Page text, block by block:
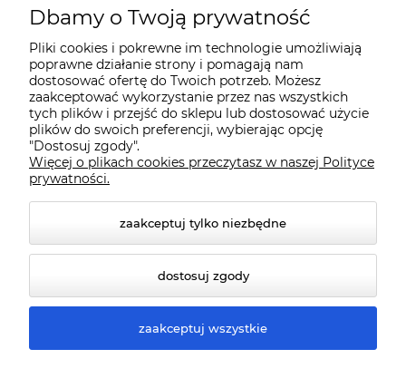
O nas
Dostawa i płatności
Pomoc
Gwarancja i Serwis
© 2026 www.qmart.pl. Wszelkie prawa zastrzeżone.
Dbamy o Twoją prywatność
Pliki cookies i pokrewne im technologie umożliwiają
poprawne działanie strony i pomagają nam
dostosować ofertę do Twoich potrzeb. Możesz
zaakceptować wykorzystanie przez nas wszystkich
tych plików i przejść do sklepu lub dostosować użycie
plików do swoich preferencji, wybierając opcję
"Dostosuj zgody".
Więcej o plikach cookies przeczytasz w naszej Polityce
prywatności.
zaakceptuj tylko niezbędne
dostosuj zgody
zaakceptuj wszystkie